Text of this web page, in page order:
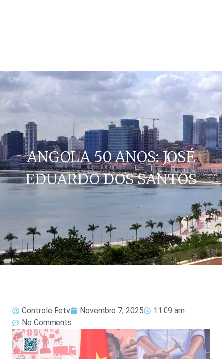
ANGOLA 50 ANOS: JOSÉ
EDUARDO DOS SANTOS
Controle Fetv Novembro 7, 2025
11:09 am
No Comments